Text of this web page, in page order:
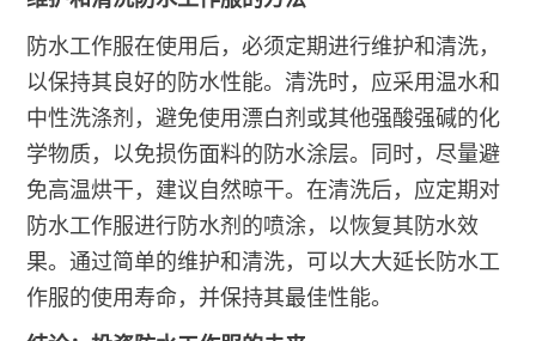
防水工作服在使用后，必须定期进行维护和清洗，
以保持其良好的防水性能。清洗时，应采用温水和
中性洗涤剂，避免使用漂白剂或其他强酸强碱的化
学物质，以免损伤面料的防水涂层。同时，尽量避
免高温烘干，建议自然晾干。在清洗后，应定期对
防水工作服进行防水剂的喷涂，以恢复其防水效
果。通过简单的维护和清洗，可以大大延长防水工
作服的使用寿命，并保持其最佳性能。